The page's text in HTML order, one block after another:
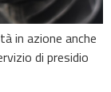
in azione anche
di presidio